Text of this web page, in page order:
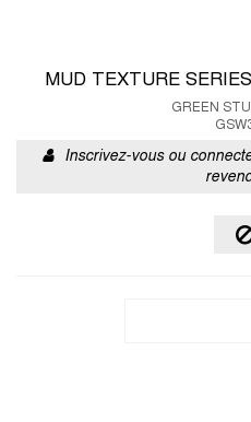
MUD TEXTURE
GREEN
Inscrivez-vous ou